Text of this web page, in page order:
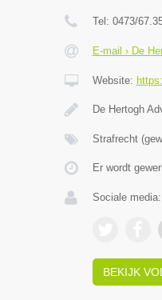
Tel: 0473/
E-mail › De
Website:
De Hertogh
Strafrecht
Er wordt
Sociale media:
BEKIJK